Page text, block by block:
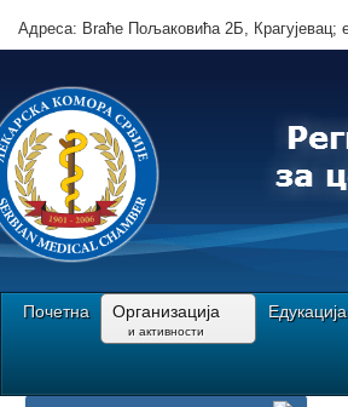
Почетна Организација
и активности
Едукација
Адреса: Brаће Пољаковића 2Б, Крагујевац;